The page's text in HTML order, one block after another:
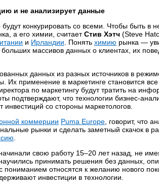
и не анализирует данные
будут конкурировать со всеми. Чтобы быть в
а его химии, считаетСтив Хэтч (Steve
и Ирландии . Понять химию рынка —
массивов данных о клиентах, их
данных из разных источников в
Их применение в маркетинге становится
по маркетингу будут тратить на
подтверждают, что технологии бизнес-
со стороны маркетологов.
коммерции Puma Europe , говорит, что
рынки и сделать заметный скачок в
свою работу 15–20 лет назад, не
принимать решения без данных,
пониманием относятся к желанию нового
инвестиции в технологии.